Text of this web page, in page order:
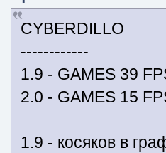
CYBERDILLO
------------
1.9 - GAMES 39
2.0 - GAMES 15
1.9 - косяков в